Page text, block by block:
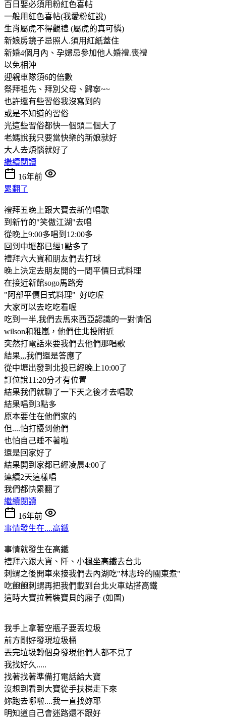
百日娶必須用粉紅色喜帖
一般用紅色喜帖(我愛粉紅說)
生肖屬虎不得觀禮 (屬虎的真可憐)
新娘房鏡子忌照人.須用紅紙蓋住
新婚4個月內、孕婦忌參加他人婚禮.喪禮
以免相沖
迎親車隊須6的倍數
祭拜祖先、拜別父母、歸寧~~
也許還有些習俗我沒寫到的
或是不知道的習俗
光這些習俗都快一個頭二個大了
老媽說我只要當快樂的新娘就好
大人去煩惱就好了
繼續閱讀
16年前
累翻了
禮拜五晚上跟大寶去新竹唱歌
到新竹的"笑傲江湖"去唱
從晚上9:00多唱到12:00多
回到中壢都已經1點多了
禮拜六大寶和朋友們去打球
晚上決定去朋友開的一間平價日式料理
在接近新館sogo馬路旁
"阿部平價日式料理" 好吃喔
大家可以去吃吃看喔
吃到一半,我們去馬來西亞認識的一對情侶
wilson和雅嵐，他們住北投附近
突然打電話來要我們去他們那唱歌
結果,,,我們還是答應了
從中壢出發到北投已經晚上10:00了
訂位說11:20分才有位置
結果我們就聊了一下天之後才去唱歌
結果唱到3點多
原本要住在他們家的
但....怕打擾到他們
也怕自己睡不著啦
還是回家好了
結果開到家都已經凌晨4:00了
連續2天這樣唱
我們都快累翻了
繼續閱讀
16年前
事情發生在....高鐵
事情就發生在高鐵
禮拜六跟大寶、阡、小楓坐高鐵去台北
刺蝟之後開車來接我們去內湖吃"林志玲的關東煮"
吃飽飽刺蝟再把我們載到台北火車站搭高鐵
這時大寶拉著裝寶貝的廂子 (如圖)
我手上拿著空瓶子要丟垃圾
前方剛好發現垃圾桶
丟完垃圾轉個身發現他們人都不見了
我找好久.....
找著找著準備打電話給大寶
沒想到看到大寶從手扶梯走下來
妳跑去哪啦....我一直找妳耶
明知道自己會迷路還不跟好